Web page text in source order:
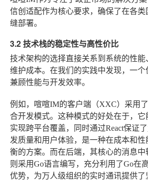
信创适配作为核心要求，确保了在各
缝部署。
3.2 技术栈的稳定性与高性价比
技术架构的选择直接关系到系统的性能
维护成本。在我们的实践中发现，一个
兼顾性能与开发效率。
例如，喧喧IM的客户端（XXC）采用了
合开发模式。这种模式的好处在于，
实现跨平台覆盖，同时通过React保证
发质量和用户体验，是一种在成本和
衡的方案。而在后端，其核心的消息中
则采用Go语言编写，充分利用了Go在
优势，为万人级组织的实时通讯提供了